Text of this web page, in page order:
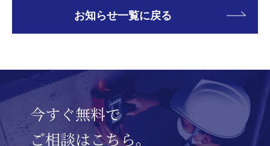
お知らせ一覧に戻る
今すぐ無料で
ご相談はこちら。